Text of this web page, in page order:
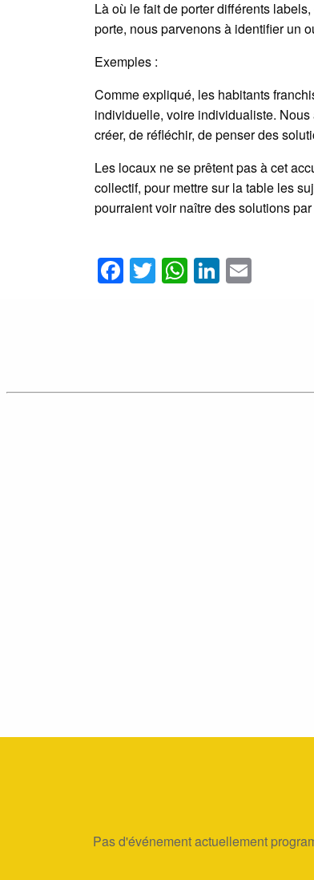
Là où le fait de porter différents
porte, nous parvenons à identifier un
Exemples :
Comme expliqué, les habitants
individuelle, voire individualiste.
créer, de réfléchir, de penser des
Les locaux ne se prêtent pas à cet
collectif, pour mettre sur la table les
pourraient voir naître des solutions
Facebook
Twitter
WhatsApp
LinkedIn
Pas d'événement actuellement